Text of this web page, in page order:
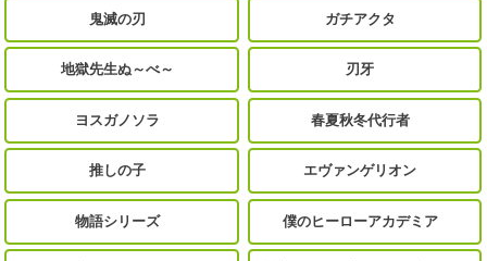
鬼滅の刃 ガチアクタ
地獄先生ぬ～べ～ 刃牙
ヨスガノソラ 春夏秋冬代行者
推しの子 エヴァンゲリオン
物語シリーズ 僕のヒーローアカデミア